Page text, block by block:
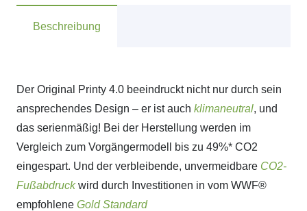
MengeBeschreibung
Der Original Printy 4.0 beeindruckt nicht nur durch sein
ansprechendes Design – er ist auch klimaneutral, und
das serienmäßig! Bei der Herstellung werden im
Vergleich zum Vorgängermodell bis zu 49%* CO2
eingespart. Und der verbleibende, unvermeidbare CO2-
Fußabdruckwird durch Investitionen in vom WWF®
empfohlene Gold Standard